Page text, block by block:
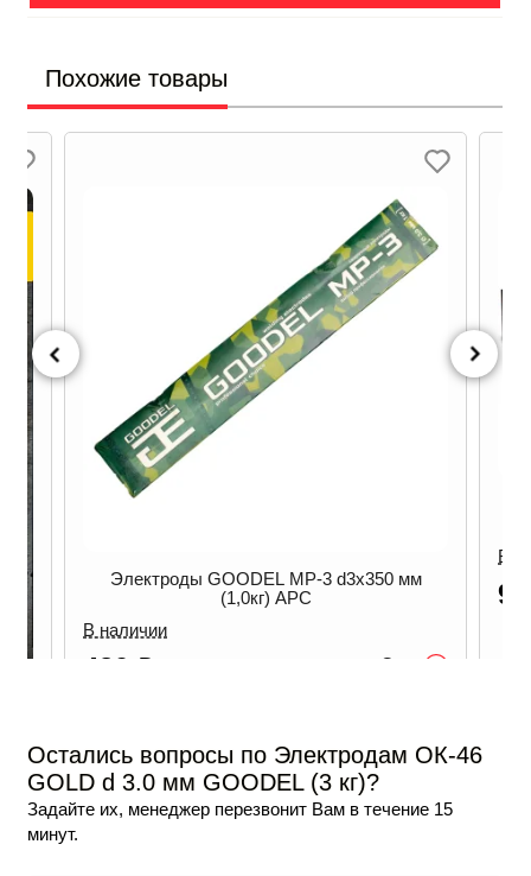
Похожие товары
мм 930₽ / уп Опт
-
Остались вопросы по Электродам ОК-46
GOLD d 3.0 мм GOODEL (3 кг)?
Задайте их, менеджер перезвонит Вам в течение 15
минут.